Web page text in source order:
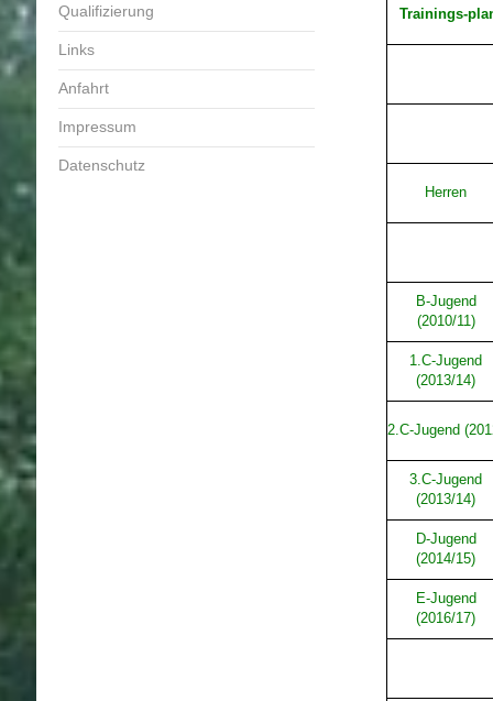
Trainings-
Herren
B-Jugend
(2010/11)
1.C-Jugend
(2013/14)
2.C-Jugend
3.C-Jugend
(2013/14)
D-Jugend
(2014/15)
E-Jugend
(2016/17)
Qualifizierung
Links
Anfahrt
Impressum
Datenschutz